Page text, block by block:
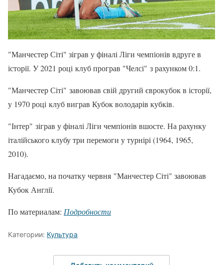
"Манчестер Сіті" зіграв у фіналі Ліги чемпіонів вдруге в
історії. У 2021 році клуб програв "Челсі" з рахунком 0:1.
"Манчестер Сіті" завоював свій другий єврокубок в історії,
у 1970 році клуб виграв Кубок володарів кубків.
"Інтер" зіграв у фіналі Ліги чемпіонів вшосте. На рахунку
італійського клубу три перемоги у турнірі (1964, 1965,
2010).
Нагадаємо, на початку червня "Манчестер Сіті" завоював
Кубок Англії.
По материалам: Подробности
Категории: Культура